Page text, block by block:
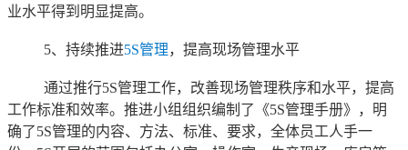
业水平得到明显提高。
5、持续推进5S管理，提高现场管理水平
通过推行5S管理工作，改善现场管理秩序和水平，提高
工作标准和效率。推进小组组织编制了《5S管理手册》，明
确了5S管理的内容、方法、标准、要求，全体员工人手一